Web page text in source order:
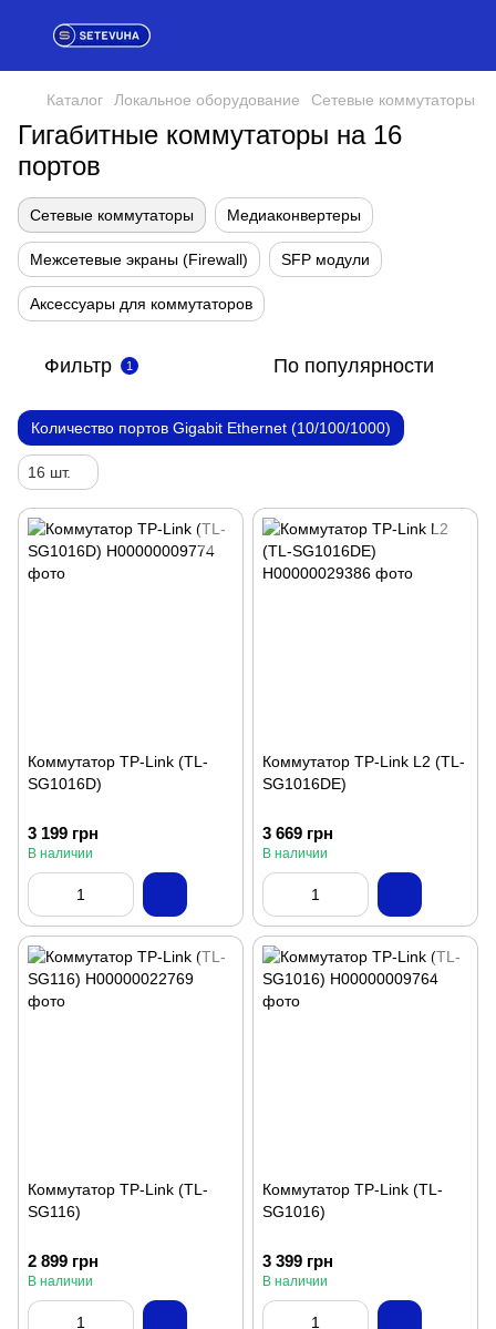
Каталог Локальное оборудование Сетевые коммутаторы
Гигабитные коммутаторы на 16
портов
Сетевые коммутаторы Медиаконвертеры
Межсетевые экраны (Firewall) SFP модули
Аксессуары для коммутаторов
Фильтр 1 По популярности
Количество портов Gigabit Ethernet (10/100/1000)
16 шт.
Коммутатор TP-Link (TL-
SG1016D)
3 199 грн
В наличии
Коммутатор TP-Link L2 (TL-
SG1016DE)
3 669 грн
В наличии
Коммутатор TP-Link (TL-
SG116)
2 899 грн
В наличии
Коммутатор TP-Link (TL-
SG1016)
3 399 грн
В наличии